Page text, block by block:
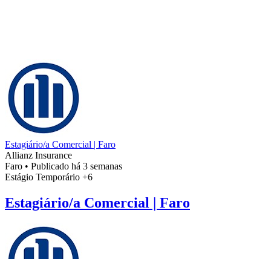
Estagiário/a Comercial | Faro
Allianz Insurance
Faro • Publicado há 3 semanas
Estágio Temporário +6
Estagiário/a Comercial | Faro